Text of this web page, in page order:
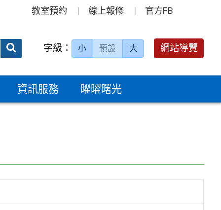
教室預約 線上報修 官方FB
送出 字級： 小 預設 大 網站導覽
資訊服務 曜曜曙光